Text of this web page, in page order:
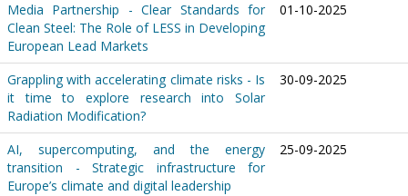
Media Partnership - Clear Standards for
Clean Steel: The Role of LESS in Developing
European Lead Markets
01-10-2025
Grappling with accelerating climate risks - Is
it time to explore research into Solar
Radiation Modification?
30-09-2025
AI, supercomputing, and the energy
transition - Strategic infrastructure for
Europe’s climate and digital leadership
25-09-2025